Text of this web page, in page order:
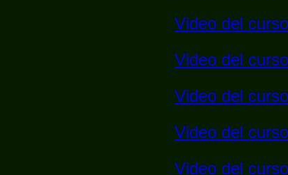
Video del
Video del
Video del
Video del
Video del